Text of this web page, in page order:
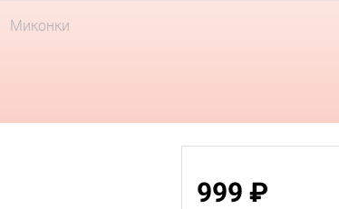
Миконки
999 ₽